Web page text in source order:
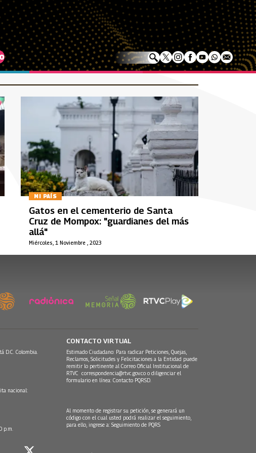
MI PAÍS
Miércoles, 1 Noviembre , 2023
Gatos en el cementerio de Santa
Cruz de Mompox: "guardianes del más
allá"
D.C. Colombia.
nacional:
p.m.
CONTACTO VIRTUAL
Estimado Ciudadano: Para radicar Peticiones, Quejas,
Reclamos, Solicitudes y Felicitaciones a la Entidad puede
remitir lo pertinente al Correo Oficial Institucional de
RTVC correspondencia@rtvc.gov.co o diligenciar el
formulario en línea: Contacto PQRSD.
Al momento de registrar su petición, se generará un
código con el cual usted podrá realizar el seguimiento,
para ello, ingrese a: Seguimiento de PQRS